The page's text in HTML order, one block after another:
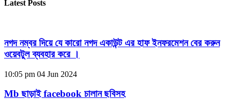
Latest Posts
নগদ নম্বর দিয়ে যে কারো নগদ একাউন্ট এর হাফ ইনফরমেশন বের করুন
ওয়েবটুল ব্যবহার করে ।
10:05 pm 04 Jun 2024
Mb ছাড়াই facebook চালান ছবিসহ